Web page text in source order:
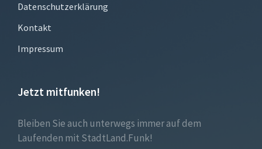
Datenschutzerklärung
Kontakt
Impressum
Jetzt mitfunken!
Bleiben Sie auch unterwegs immer auf dem
Laufenden mit StadtLand.Funk!